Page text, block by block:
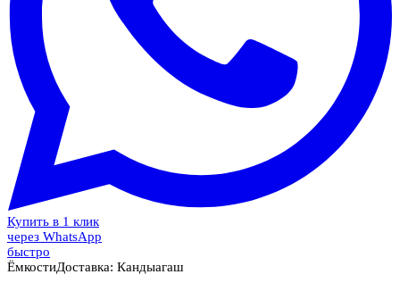
Купить в 1 клик
через WhatsApp
быстро
ЁмкостиДоставка: Кандыагаш